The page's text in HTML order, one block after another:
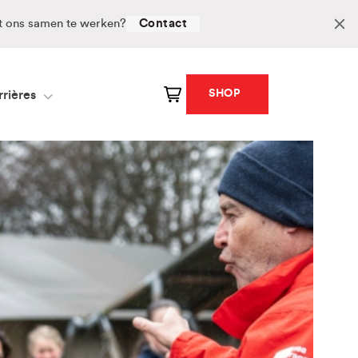
samen te werken? Contact
SHOP